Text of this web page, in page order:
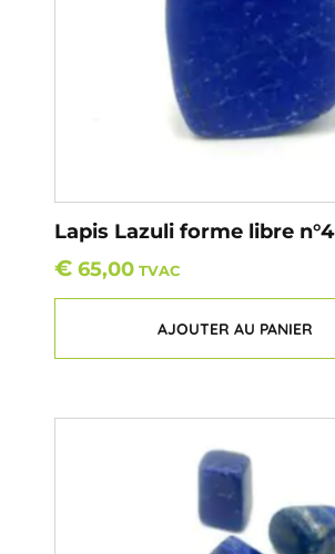
Lapis Lazuli forme libre n°4
€65,00TVAC
AJOUTER AU PANIER